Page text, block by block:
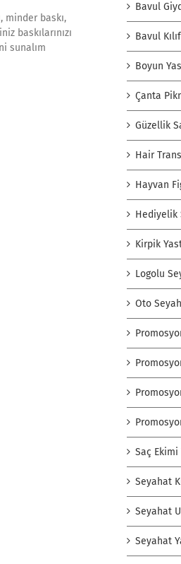
minder baskı,
baskılarınızı
sunalım
Bavul
Bavul
Boyun
Çanta
Güzellik
Hair
Hayvan
Hediyelik
Kirpik
Logolu
Oto
Saç Ekimi
Seyahat
Seyahat
Seyahat